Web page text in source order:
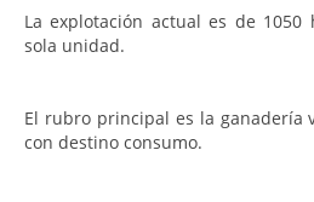
La explotación actual es de
sola unidad.
El rubro principal es la ganadería
con destino consumo.